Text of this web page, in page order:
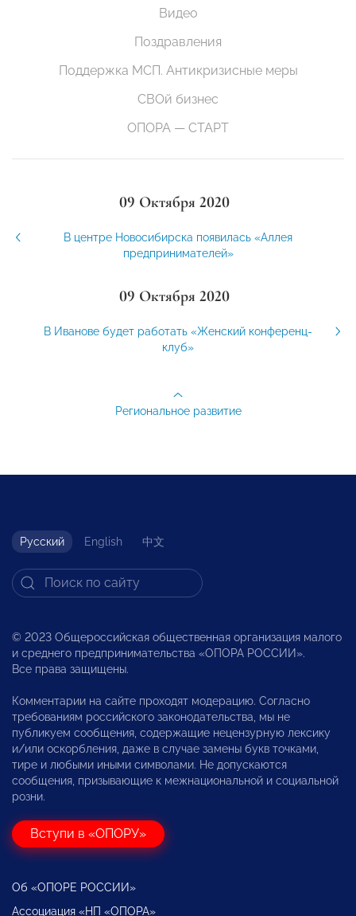
Видео
Поздравления
Поддержка МСП. Антикризисные меры
СВОй бизнес
ОПОРА — СТАРТ
09 Октября 2020
В центре Новосибирска появилась «Аллея
предпринимателей»
09 Октября 2020
В Иванове будет работать «Женский конференц-
клуб»
Региональное развитие
Русский English 中文
© 2023 Общероссийская общественная организация малого
и среднего предпринимательства «ОПОРА РОССИИ».
Все права защищены.
Комментарии на сайте проходят модерацию. Согласно
требованиям российского законодательства, мы не
публикуем сообщения, содержащие нецензурную лексику
и/или оскорбления, даже в случае замены букв точками,
тире и любыми иными символами. Не допускаются
сообщения, призывающие к межнациональной и социальной
розни.
Вступи в «ОПОРУ»
Об «ОПОРЕ РОССИИ»
Ассоциация «НП «ОПОРА»